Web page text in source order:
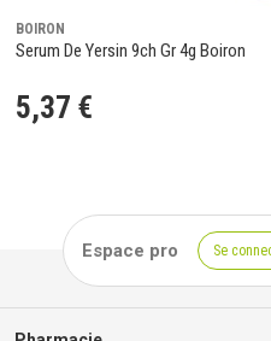
BOIRON
Serum De Yersin 9ch Gr 4g Boiron
5,37 €
Espace pro Se